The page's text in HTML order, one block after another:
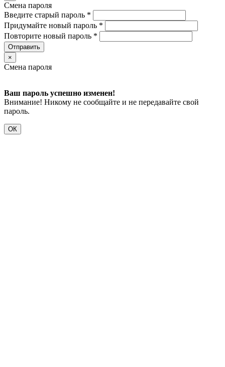
Смена пароля
Введите старый пароль *
Придумайте новый пароль *
Повторите новый пароль *
Отправить
×
Смена пароля
Ваш пароль успешно изменен!
Внимание! Никому не сообщайте и не передавайте свой
пароль.
ОК